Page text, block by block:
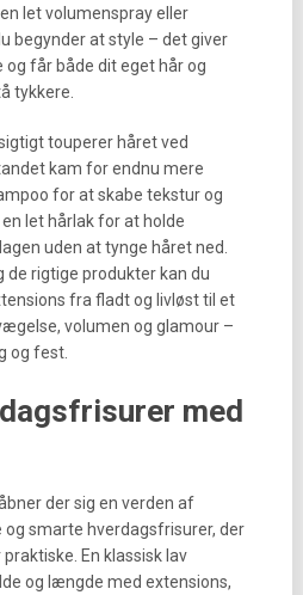
let volumenspray eller
begynder at style – det giver
får både dit eget hår og
tykkere.
touperer håret ved
kam for endnu mere
for at skabe tekstur og
let hårlak for at holde
uden at tynge håret ned.
de rigtige produkter kan du
fra fladt og livløst til et
volumen og glamour –
og fest.
med
der sig en verden af
smarte hverdagsfrisurer, der
En klassisk lav
og længde med extensions,